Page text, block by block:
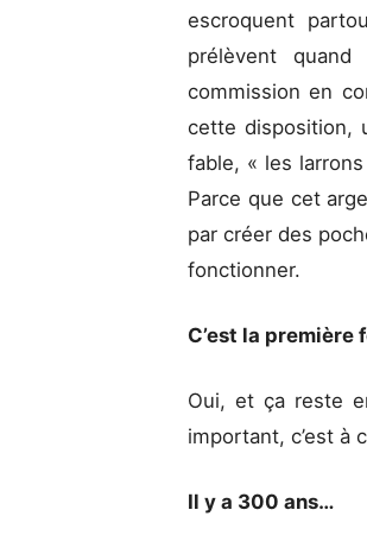
escroquent
prélèvent
commission en
cette disposition,
fable, « les
Parce que cet
par créer des
fonctionner.
C’est la première
Oui, et ça reste
important, c’est à
Il y a 300 ans…